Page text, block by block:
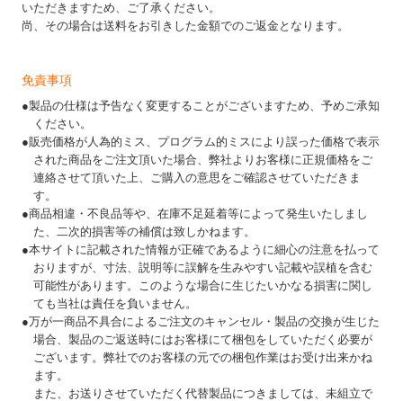
いただきますため、ご了承ください。
尚、その場合は送料をお引きした金額でのご返金となります。
免責事項
●製品の仕様は予告なく変更することがございますため、予めご承知
ください。
●販売価格が人為的ミス、プログラム的ミスにより誤った価格で表示
された商品をご注文頂いた場合、弊社よりお客様に正規価格をご
連絡させて頂いた上、ご購入の意思をご確認させていただきま
す。
●商品相違・不良品等や、在庫不足延着等によって発生いたしまし
た、二次的損害等の補償は致しかねます。
●本サイトに記載された情報が正確であるように細心の注意を払って
おりますが、寸法、説明等に誤解を生みやすい記載や誤植を含む
可能性があります。このような場合に生じたいかなる損害に関し
ても当社は責任を負いません。
●万が一商品不具合によるご注文のキャンセル・製品の交換が生じた
場合、製品のご返送時にはお客様にて梱包をしていただく必要が
ございます。弊社でのお客様の元での梱包作業はお受け出来かね
ます。
また、お送りさせていただく代替製品につきましては、未組立で